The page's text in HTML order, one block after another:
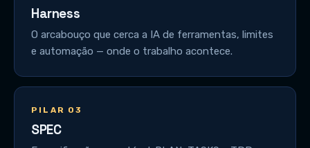
Harness
O arcabouço que cerca a IA de ferramentas, limites
e automação — onde o trabalho acontece.
PILAR 03
SPEC